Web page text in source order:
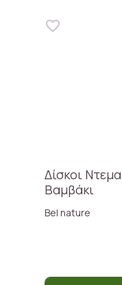
Δίσκοι
Βαμβάκι
Bel nature